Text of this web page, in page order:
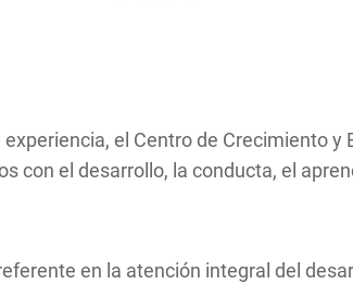
el Centro de Crecimiento y
con el desarrollo, la conducta, el
en la atención integral del